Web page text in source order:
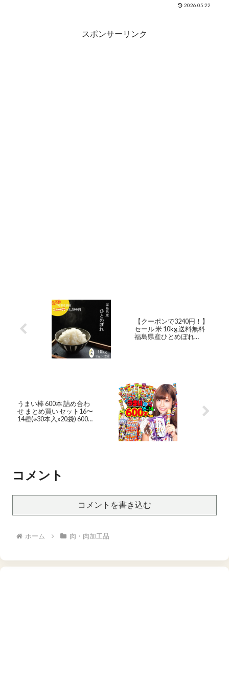
せグルメ 父の日 御中元 お
料
級肉 お肉 高級 焼肉 お取り寄せグ
2026.05.22
スポンサーリンク
【クーポンで3240円！】
セール 米 10kg 送料無料
福島県産ひとめぼれ
うまい棒 600本 詰め合わ
せ まとめ買い セット16〜
14種(※30本入x20袋) 600個
コメント
コメントを書き込む
ホーム 肉・肉加工品